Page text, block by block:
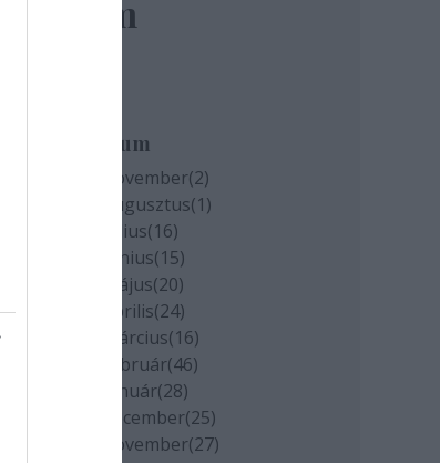
elem
Archívum
2020 november(2)
2020 augusztus(1)
2020 július(16)
2020 június(15)
2020 május(20)
2020 április(24)
2020 március(16)
2020 február(46)
2020 január(28)
2019 december(25)
2019 november(27)